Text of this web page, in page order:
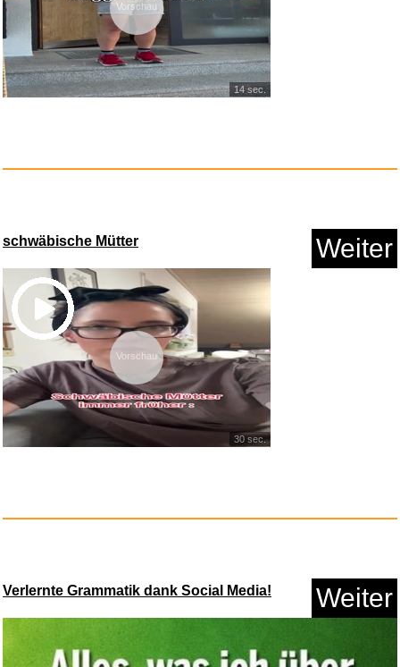
Notenheft Din A4 hoch: 48 Seit...
Anzeige
Vorschau
14 sec.
schwäbische Mütter Weiter
Vorschau
30 sec.
Verlernte Grammatik dank Social Media! Weiter